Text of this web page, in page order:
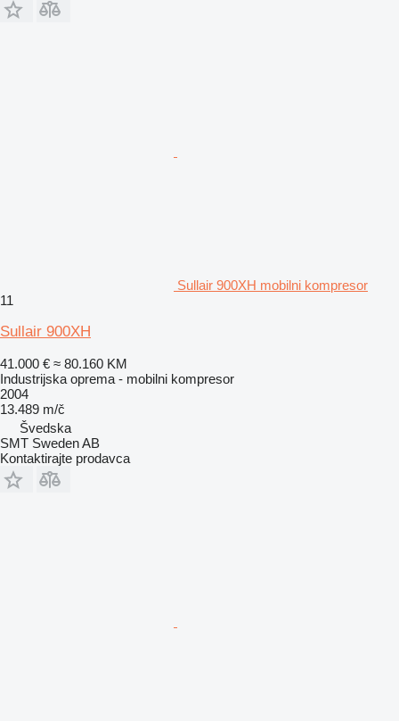
Sullair 900XH mobilni kompresor
11
Sullair 900XH
41.000 € ≈ 80.160 KM
Industrijska oprema - mobilni kompresor
2004
13.489 m/č
Švedska
SMT Sweden AB
Kontaktirajte prodavca